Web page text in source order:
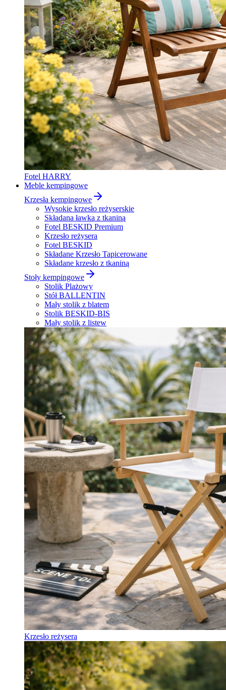
Fotel HARRY
Meble kempingowe
Krzesła kempingowe
Wysokie krzesło reżyserskie
Składana ławka z tkaniną
Fotel BESKID Premium
Krzesło reżysera
Fotel BESKID
Składane Krzesło Tapicerowane
Składane krzesło z tkaniną
Stoły kempingowe
Stolik Plażowy
Stół BALLENTIN
Mały stolik z blatem
Stolik BESKID-BIS
Mały stolik z listew
Krzesło reżysera